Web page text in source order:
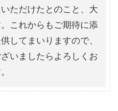
ただけたとのこと、大
これからもご期待に添
してまいりますので、
いましたらよろしくお